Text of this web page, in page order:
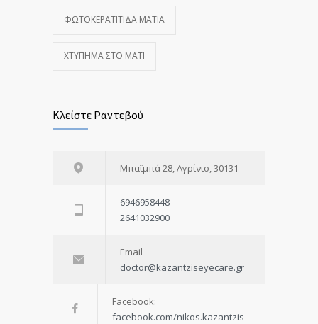
ΦΩΤΟΚΕΡΑΤΊΤΙΔΑ ΜΆΤΙΑ
ΧΤΎΠΗΜΑ ΣΤΟ ΜΆΤΙ
Κλείστε Ραντεβού
Μπαϊμπά 28, Αγρίνιο, 30131
6946958448
2641032900
Email
doctor@kazantziseyecare.gr
Facebook:
facebook.com/nikos.kazantzis